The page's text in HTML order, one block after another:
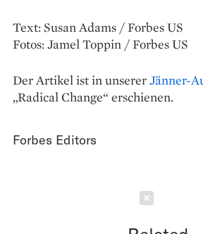
Text: Susan Adams / Forbes US
Fotos: Jamel Toppin / Forbes US
Der Artikel ist in unsererJänner-
„Radical Change“ erschienen.
Forbes Editors